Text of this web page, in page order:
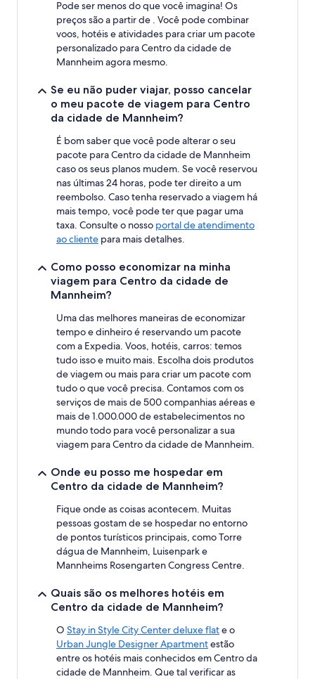
preços
disponibilidade
alterações.
adicionais
Pode ser menos do que você imagina! Os
preços são a partir de . Você pode combinar
voos, hotéis e atividades para criar um pacote
personalizado para Centro da cidade de
Mannheim agora mesmo.
Se eu não puder viajar, posso cancelar
o meu pacote de viagem para Centro
da cidade de Mannheim?
É bom saber que você pode alterar o seu
pacote para Centro da cidade de Mannheim
caso os seus planos mudem. Se você reservou
nas últimas 24 horas, pode ter direito a um
reembolso. Caso tenha reservado a viagem há
mais tempo, você pode ter que pagar uma
taxa. Consulte o nosso portal de atendimento
ao cliente para mais detalhes.
Como posso economizar na minha
viagem para Centro da cidade de
Mannheim?
Uma das melhores maneiras de economizar
tempo e dinheiro é reservando um pacote
com a Expedia. Voos, hotéis, carros: temos
tudo isso e muito mais. Escolha dois produtos
de viagem ou mais para criar um pacote com
tudo o que você precisa. Contamos com os
serviços de mais de 500 companhias aéreas e
mais de 1.000.000 de estabelecimentos no
mundo todo para você personalizar a sua
viagem para Centro da cidade de Mannheim.
Onde eu posso me hospedar em
Centro da cidade de Mannheim?
Fique onde as coisas acontecem. Muitas
pessoas gostam de se hospedar no entorno
de pontos turísticos principais, como Torre
dágua de Mannheim, Luisenpark e
Mannheims Rosengarten Congress Centre.
Quais são os melhores hotéis em
Centro da cidade de Mannheim?
O Stay in Style City Center deluxe flate o
Urban Jungle Designer Apartmentestão
entre os hotéis mais conhecidos em Centro da
cidade de Mannheim. Que tal verificar as